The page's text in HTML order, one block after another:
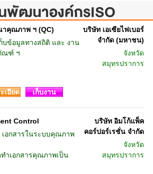
พัฒนาองค์กรISO
คุณภาพ ฯ (QC)
บข้อมูลทางสถิติ และ งาน
ณฑ์ ฯ
บริษัท เอเซียไฟเบอร์
จำกัด (มหาชน)
จังหวัด
สมุทรปราการ
เอียด เก็บงาน
Control
เอกสารในระบบคุณภาพ
ำเอกสารคุณภาพเป็น
บริษัท อิมโก้แพ็ค
คอร์ปอร์เรชั่น จำกัด
จังหวัด
สมุทรปราการ